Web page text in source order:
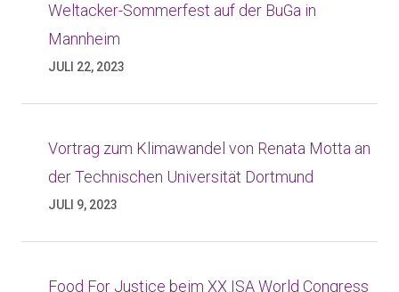
Weltacker-Sommerfest auf der BuGa in
Mannheim
JULI 22, 2023
Vortrag zum Klimawandel von Renata Motta an
der Technischen Universität Dortmund
JULI 9, 2023
Food For Justice beim XX ISA World Congress